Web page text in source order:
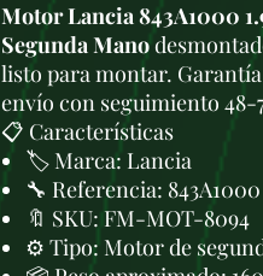
Motor Lancia 843A1000
Segunda Mano
listo para montar. Garantía
envío con seguimiento 48-
📋 Características
🏷️ Marca: Lancia
🔧 Referencia: 843A1000
🔖 SKU: FM-MOT-8094
⚙️ Tipo: Motor de